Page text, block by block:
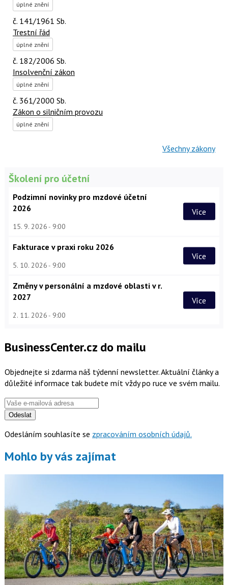
úplné znění
č. 141/1961 Sb.
Trestní řád
úplné znění
č. 182/2006 Sb.
Insolvenční zákon
úplné znění
č. 361/2000 Sb.
Zákon o silničním provozu
úplné znění
Všechny zákony
Školení pro účetní
Podzimní novinky pro mzdové účetní
2026
15. 9. 2026 9:00
Více
Fakturace v praxi roku 2026
5. 10. 2026 9:00
Více
Změny v personální a mzdové oblasti v r.
2027
2. 11. 2026 9:00
Více
BusinessCenter.cz do mailu
Objednejte si zdarma náš týdenní newsletter. Aktuální články a
důležité informace tak budete mít vždy po ruce ve svém mailu.
Odeslat
Odesláním souhlasíte se zpracováním osobních údajů.
Mohlo by vás zajímat